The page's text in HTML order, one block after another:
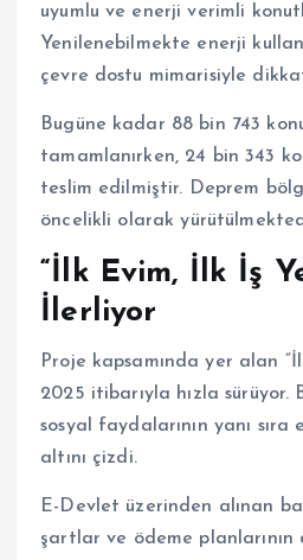
uyumlu ve enerji verimli
Yenilenebilmekte enerji
çevre dostu mimarisiyle
Bugüne kadar 88 bin 743
tamamlanırken, 24 bin 343
teslim edilmiştir. Deprem
öncelikli olarak
“İlk Evim, İlk İş
İlerliyor
Proje kapsamında yer alan
2025 itibarıyla hızla sürüyor.
sosyal faydalarının yanı sıra
altını çizdi.
E-Devlet üzerinden alınan
şartlar ve ödeme planlarının